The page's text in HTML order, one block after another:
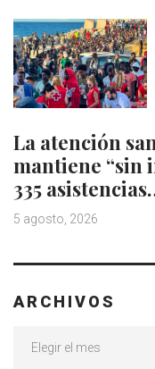
La atención
mantiene “sin
335
5 agosto, 2026
ARCHIVOS